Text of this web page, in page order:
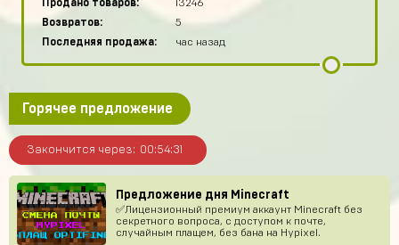
Продано товаров:
13246
Возвратов:
5
Последняя продажа:
час назад
Горячее предложение
Закончится через: 00 54 30
Предложение дня Minecraft
✅Лицензионный премиум аккаунт Minecraft без
секретного вопроса, с доступом к почте,
случайным плащем, без бана на Hypixel.